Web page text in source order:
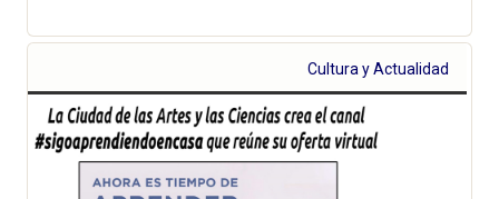
Cultura y Actualidad